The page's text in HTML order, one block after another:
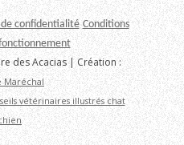
confidentialité Conditions
des Acacias | Création :
Maréchal
vétérinaires illustrés chat